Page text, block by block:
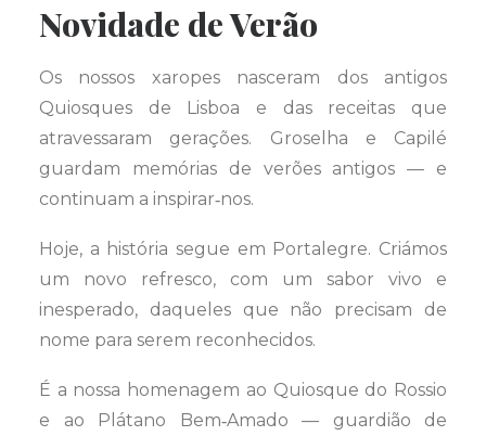
Novidade de Verão
Os nossos xaropes nasceram dos antigos
Quiosques de Lisboa e das receitas que
atravessaram gerações. Groselha e Capilé
guardam memórias de verões antigos — e
continuam a inspirar‑nos.
Hoje, a história segue em Portalegre. Criámos
um novo refresco, com um sabor vivo e
inesperado, daqueles que não precisam de
nome para serem reconhecidos.
É a nossa homenagem ao Quiosque do Rossio
e ao Plátano Bem‑Amado — guardião de